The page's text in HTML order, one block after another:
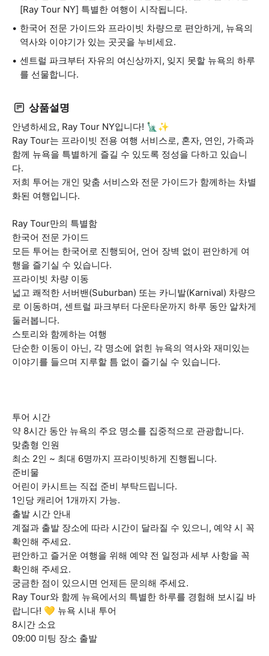
[Ray Tour NY] 특별한 여행이 시작됩니다.
한국어 전문 가이드와 프라이빗 차량으로 편안하게, 뉴욕의
역사와 이야기가 있는 곳곳을 누비세요.
센트럴 파크부터 자유의 여신상까지, 잊지 못할 뉴욕의 하루
를 선물합니다.
상품설명
안녕하세요, Ray Tour NY입니다! 🗽✨
Ray Tour는 프라이빗 전용 여행 서비스로, 혼자, 연인, 가족과
함께 뉴욕을 특별하게 즐길 수 있도록 정성을 다하고 있습니
다.
저희 투어는 개인 맞춤 서비스와 전문 가이드가 함께하는 차별
화된 여행입니다.
Ray Tour만의 특별함
한국어 전문 가이드
모든 투어는 한국어로 진행되어, 언어 장벽 없이 편안하게 여
행을 즐기실 수 있습니다.
프라이빗 차량 이동
넓고 쾌적한 서버밴(Suburban) 또는 카니발(Karnival) 차량으
로 이동하며, 센트럴 파크부터 다운타운까지 하루 동안 알차게
둘러봅니다.
스토리와 함께하는 여행
단순한 이동이 아닌, 각 명소에 얽힌 뉴욕의 역사와 재미있는
이야기를 들으며 지루할 틈 없이 즐기실 수 있습니다.
투어 시간
약 8시간 동안 뉴욕의 주요 명소를 집중적으로 관광합니다.
맞춤형 인원
최소 2인 ~ 최대 6명까지 프라이빗하게 진행됩니다.
준비물
어린이 카시트는 직접 준비 부탁드립니다.
1인당 캐리어 1개까지 가능.
출발 시간 안내
계절과 출발 장소에 따라 시간이 달라질 수 있으니, 예약 시 꼭
확인해 주세요.
편안하고 즐거운 여행을 위해 예약 전 일정과 세부 사항을 꼭
확인해 주세요.
궁금한 점이 있으시면 언제든 문의해 주세요.
Ray Tour와 함께 뉴욕에서의 특별한 하루를 경험해 보시길 바
랍니다! 💛 뉴욕 시내 투어
8시간 소요
09:00 미팅 장소 출발